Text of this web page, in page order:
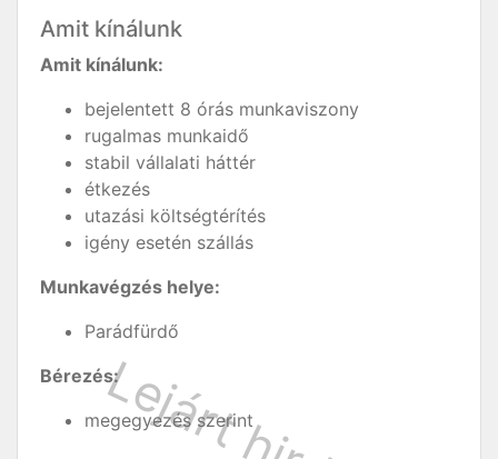
Amit kínálunk
Amit kínálunk:
bejelentett 8 órás munkaviszony
rugalmas munkaidő
stabil vállalati háttér
étkezés
utazási költségtérítés
igény esetén szállás
Munkavégzés helye:
Parádfürdő
Bérezés:
megegyezés szerint